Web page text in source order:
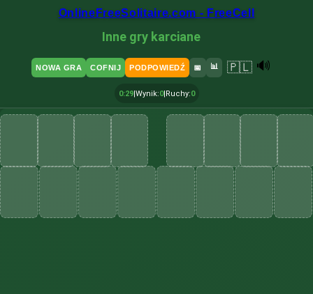
OnlineFreeSolitaire.com - FreeCell
NOWA GRA COFNIJ PODPOWIEDŹ 📅 📊
Inne gry karciane
🇵🇱 🔊
0:30|Wynik:0|Ruchy:0